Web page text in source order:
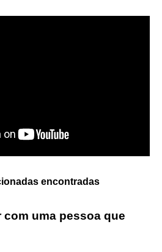
encontradas
uma pessoa que